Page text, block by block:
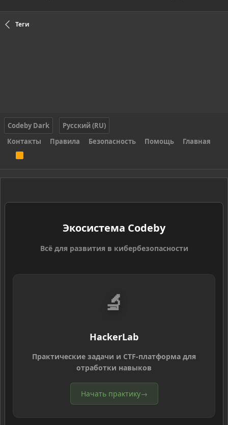
Теги
Codeby Dark
Русский (RU)
Контакты
Правила Безопасность Помощь Главная
S
Экосистема Codeby
Всё для развития в кибербезопасности
🔬
HackerLab
Практические задачи и CTF-платформа для
отработки навыков
Начать практику→